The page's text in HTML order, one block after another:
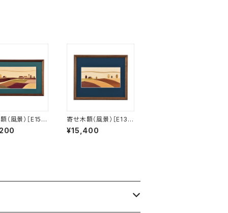
（風景）［E15］
品】
寄せ木額（風景）［E13-
2］【受注生産品】
¥15,400